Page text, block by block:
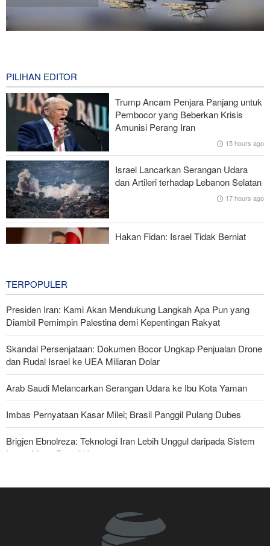
Brigjen Akrami Nia: Artesh dalam Kondisi Siaga Penuh
Foreign Policy: Riyadh Terjepit di Antara Iran dan Ansarullah,
Kebijakan Ini Gagal
Brigjen Ebnolreza: Teknologi Iran Lebih Unggul daripada Sistem
Impor Mana Pun di Kawasan
Mengapa AS Nyaris Kehabisan Senjata dalam perang melawan
Iran?
PILIHAN EDITOR
Trump Ancam Penjara Panjang untuk
Pembocor yang Beberkan Krisis
Amunisi Perang Iran
15 hours ago
Israel Lancarkan Serangan Udara
dan Artileri terhadap Lebanon Selatan
17 hours ago
Hakan Fidan: Israel Tidak Berniat
TERPOPULER
Presiden Iran: Kami Akan Mendukung Langkah Apa Pun yang
Diambil Pemimpin Palestina demi Kepentingan Rakyat
Skandal Persenjataan: Dokumen Bocor Ungkap Penjualan Drone
dan Rudal Israel ke UEA Miliaran Dolar
Arab Saudi Melancarkan Serangan Udara ke Ibu Kota Yaman
Imbas Pernyataan Kasar Milei; Brasil Panggil Pulang Dubes
Brigjen Ebnolreza: Teknologi Iran Lebih Unggul daripada Sistem
Impor Mana Pun di Kawasan